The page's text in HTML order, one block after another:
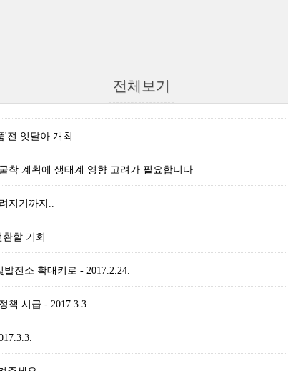
전체보기
전 잇달아 개최
착 계획에 생태계 영향 고려가 필요합니다
지기까지..
할 기회
전소 확대키로 - 2017.2.24.
책 시급 - 2017.3.3.